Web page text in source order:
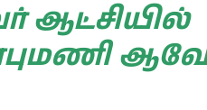
ஆட்சியில்